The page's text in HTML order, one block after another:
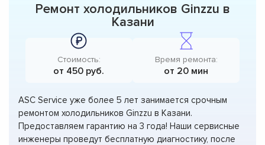
Ремонт холодильников Ginzzu в
Казани
Стоимость:
от 450 руб.
Время ремонта:
от 20 мин
ASC Service уже более 5 лет занимается срочным
ремонтом холодильников Ginzzu в Казани.
Предоставляем гарантию на 3 года! Наши сервисные
инженеры проведут бесплатную диагностику, после